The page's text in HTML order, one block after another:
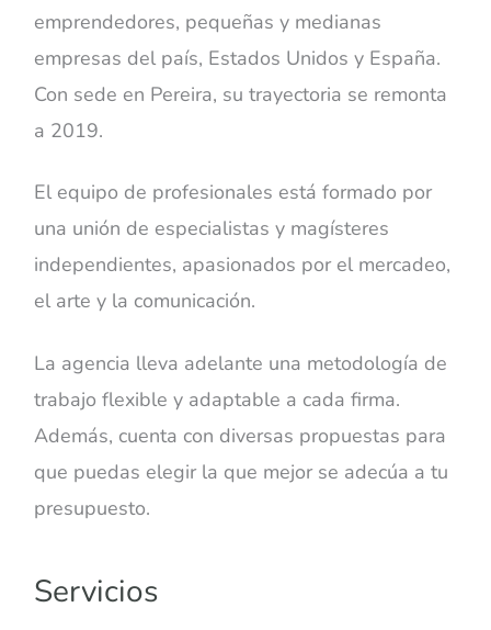
emprendedores, pequeñas y medianas
empresas del país, Estados Unidos y España.
Con sede en Pereira, su trayectoria se remonta
a 2019.
El equipo de profesionales está formado por
una unión de especialistas y magísteres
independientes, apasionados por el mercadeo,
el arte y la comunicación.
La agencia lleva adelante una metodología de
trabajo flexible y adaptable a cada firma.
Además, cuenta con diversas propuestas para
que puedas elegir la que mejor se adecúa a tu
presupuesto.
Servicios